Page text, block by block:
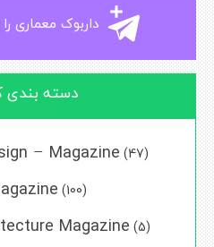
داربوک معماری
دسته بندی
– Magazine (47)
(100)
Magazine (5)